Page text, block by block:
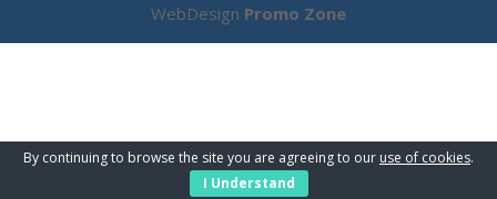
WebDesign Promo Zone
By continuing to browse the site you are agreeing to our use of cookies.
I Understand